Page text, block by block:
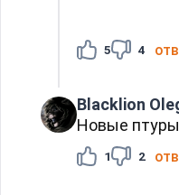
5 4
Blacklion
Новые
1 2